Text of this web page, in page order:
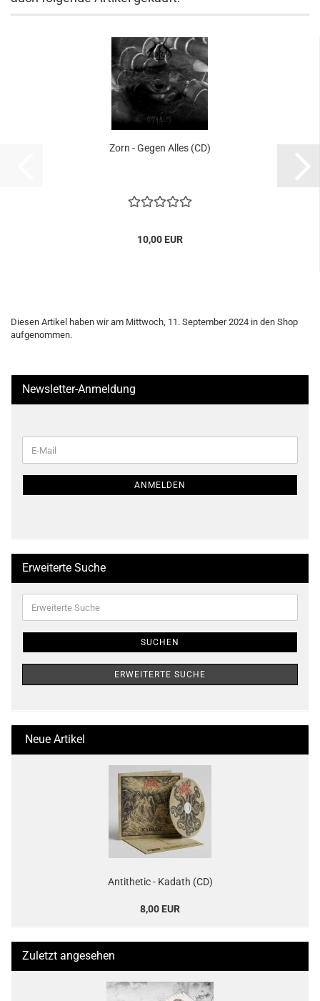
Zorn - Gegen Alles (CD)
10,00 EUR
Diesen Artikel haben wir am Mittwoch, 11. September 2024 in den Shop
aufgenommen.
Newsletter-Anmeldung
ZUR
E-
Mail
ANMELDEN
Erweiterte Suche
Suche
SUCHEN
ERWEITERTE SUCHE
Neue Artikel
Antithetic - Kadath (CD)
8,00 EUR
Zuletzt angesehen